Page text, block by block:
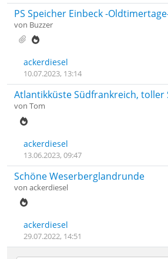
PS Speicher Einbeck -
von Buzzer
ackerdiesel
10.07.2023, 13:14
Atlantikküste Südfrankreich, toller
von Tom
ackerdiesel
13.06.2023, 09:47
Schöne Weserberglandrunde
von ackerdiesel
ackerdiesel
29.07.2022, 14:51